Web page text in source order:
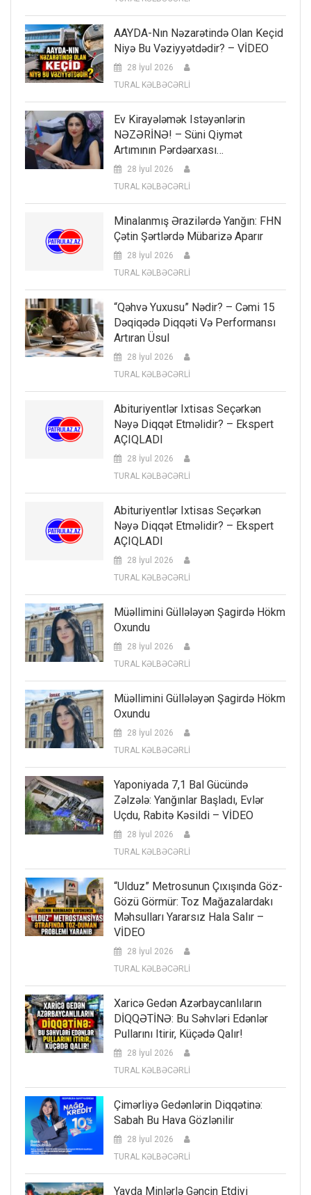
AAYDA-Nın Nəzarətində Olan Keçid
Niyə Bu Vəziyyətdədir? – VİDEO
28 İyul 2026
TURAL KƏLBƏCƏRLİ
Ev Kirayələmək Istəyənlərin
NƏZƏRİNƏ! – Süni Qiymət
Artımının Pərdəarxası…
28 İyul 2026
TURAL KƏLBƏCƏRLİ
Minalanmış Ərazilərdə Yanğın: FHN
Çətin Şərtlərdə Mübarizə Aparır
28 İyul 2026
TURAL KƏLBƏCƏRLİ
“Qəhvə Yuxusu” Nədir? – Cəmi 15
Dəqiqədə Diqqəti Və Performansı
Artıran Üsul
28 İyul 2026
TURAL KƏLBƏCƏRLİ
Abituriyentlər Ixtisas Seçərkən
Nəyə Diqqət Etməlidir? – Ekspert
AÇIQLADI
28 İyul 2026
TURAL KƏLBƏCƏRLİ
Abituriyentlər Ixtisas Seçərkən
Nəyə Diqqət Etməlidir? – Ekspert
AÇIQLADI
28 İyul 2026
TURAL KƏLBƏCƏRLİ
Müəllimini Güllələyən Şagirdə Hökm
Oxundu
28 İyul 2026
TURAL KƏLBƏCƏRLİ
Müəllimini Güllələyən Şagirdə Hökm
Oxundu
28 İyul 2026
TURAL KƏLBƏCƏRLİ
Yaponiyada 7,1 Bal Gücündə
Zəlzələ: Yanğınlar Başladı, Evlər
Uçdu, Rabitə Kəsildi – VİDEO
28 İyul 2026
TURAL KƏLBƏCƏRLİ
“Ulduz” Metrosunun Çıxışında Göz-
Gözü Görmür: Toz Mağazalardakı
Məhsulları Yararsız Hala Salır –
VİDEO
28 İyul 2026
TURAL KƏLBƏCƏRLİ
Xaricə Gedən Azərbaycanlıların
DİQQƏTİNƏ: Bu Səhvləri Edənlər
Pullarını Itirir, Küçədə Qalır!
28 İyul 2026
TURAL KƏLBƏCƏRLİ
Çimərliyə Gedənlərin Diqqətinə:
Sabah Bu Hava Gözlənilir
28 İyul 2026
TURAL KƏLBƏCƏRLİ
Yayda Minlərlə Gəncin Etdiyi